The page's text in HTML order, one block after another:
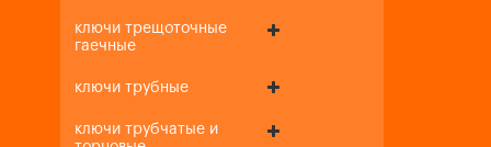
ключи трещоточные
гаечные
ключи трубные
ключи трубчатые и